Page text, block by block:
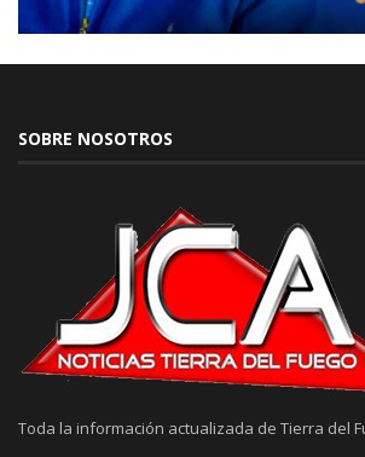
SOBRE NOSOTROS
Toda la información actualizada de Tierra del